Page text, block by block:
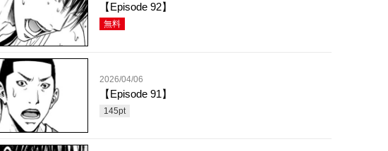
【Episode 92】
無料
2026/04/06
【Episode 91】
145pt